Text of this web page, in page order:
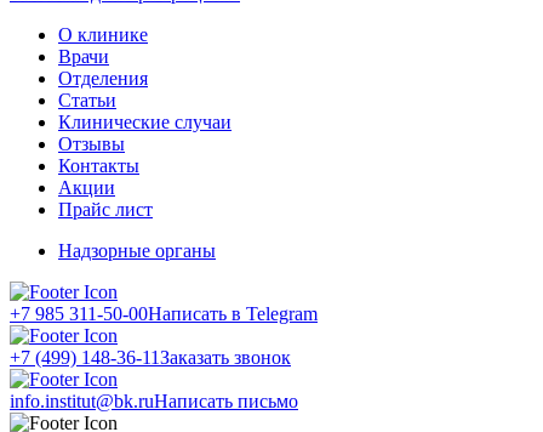
О клинике
Врачи
Отделения
Статьи
Клинические случаи
Отзывы
Контакты
Акции
Прайс лист
Надзорные органы
+7 985 311-50-00Написать в Telegram
+7 (499) 148-36-11Заказать звонок
info.institut@bk.ruНаписать письмо